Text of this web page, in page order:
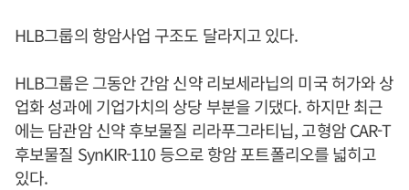
HLB그룹의 항암사업 구조도 달라지고 있다.
HLB그룹은 그동안 간암 신약 리보세라닙의 미국 허가와 상
업화 성과에 기업가치의 상당 부분을 기댔다. 하지만 최근
에는 담관암 신약 후보물질 리라푸그라티닙, 고형암 CAR-T
후보물질 SynKIR-110 등으로 항암 포트폴리오를 넓히고
있다.